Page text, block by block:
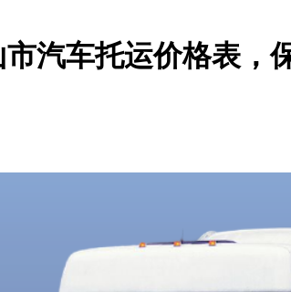
汽车托运价格表，